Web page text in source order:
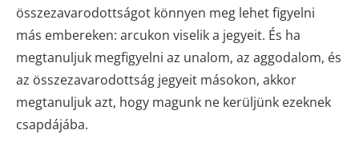
összezavarodottságot könnyen meg lehet figyelni
más embereken: arcukon viselik a jegyeit. És ha
megtanuljuk megfigyelni az unalom, az aggodalom, és
az összezavarodottság jegyeit másokon, akkor
megtanuljuk azt, hogy magunk ne kerüljünk ezeknek
csapdájába.